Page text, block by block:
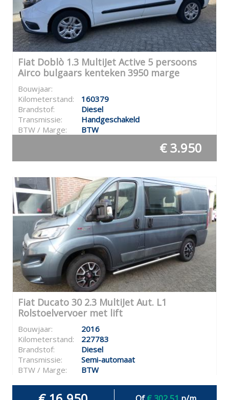
Fiat Doblò 1.3 MultiJet Active 5 persoons
Airco bulgaars kenteken 3950 marge
Bouwjaar:
Kilometerstand:
160379
Brandstof:
Diesel
Transmissie:
Handgeschakeld
BTW / Marge:
BTW
€ 3.950
Fiat Ducato 30 2.3 MultiJet Aut. L1
Rolstoelvervoer met lift
Bouwjaar:
2016
Kilometerstand:
227783
Brandstof:
Diesel
Transmissie:
Semi-automaat
BTW / Marge:
BTW